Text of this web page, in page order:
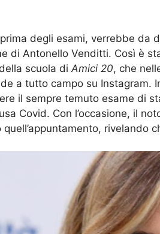
degli esami, verrebbe da
di Antonello Venditti. Così è
scuola di Amici 20, che
a tutto campo su Instagram.
il sempre temuto esame di
Covid. Con l’occasione, il
quell’appuntamento, rivelando